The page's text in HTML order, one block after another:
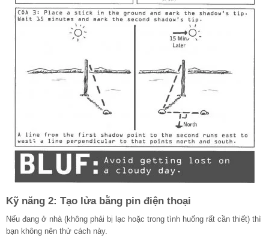
Kỹ năng 2: Tạo lửa bằng pin điện thoại
Nếu đang ở nhà (không phải bị lạc hoặc trong tình huống rất cần thiết) thì
bạn không nên thử cách này.